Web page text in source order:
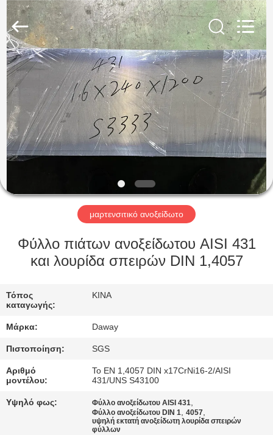
ΣΠΊΤΙ
ΠΡΟΪΌΝΤΑ
ΒΊΝΤΕΟ
ΠΕΡΊΠΟΥ
ΕΜΕΊΣ
ΓΎΡΟΣ
ΕΡΓΟΣΤΑΣΊΩΝ
ΠΟΙΟΤΙΚΌΣ
ΈΛΕΓΧΟΣ
ΜΑΣ
ΕΛΆΤΕ
ΣΕ
Special
Ltd.
Rights
Reserved.
μαρτενσιτικό ανοξείδωτο
Φύλλο πιάτων ανοξείδωτου AISI 431
και λουρίδα σπειρών DIN 1,4057
Τόπος
καταγωγής:
ΚΙΝΑ
Μάρκα: Daway
Πιστοποίηση: SGS
Αριθμό
μοντέλου:
Το EN 1,4057 DIN x17CrNi16-2/AISI
431/UNS S43100
Υψηλό φως: Φύλλο ανοξείδωτου AISI 431,
Φύλλο ανοξείδωτου DIN 1,4057,
υψηλή εκτατή ανοξείδωτη λουρίδα σπειρών
φύλλων